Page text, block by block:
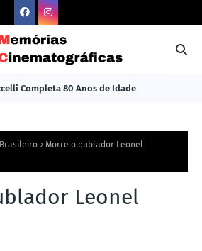
Completa 80 Anos de Idade
Morre o dublador Leonel
Leonel